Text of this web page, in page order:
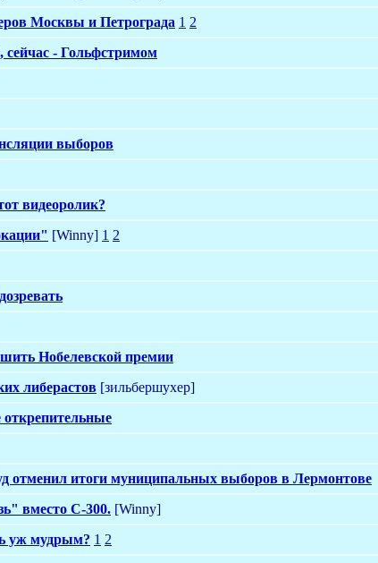
Москвы и Петрограда 1 2
сейчас - Гольфстримом
выборов
видеоролик?
[Winny] 1 2
Нобелевской премии
либерастов [зильбершухер]
открепительные
отменил итоги муниципальных выборов в Лермонтове
вместо С-300. [Winny]
уж мудрым? 1 2